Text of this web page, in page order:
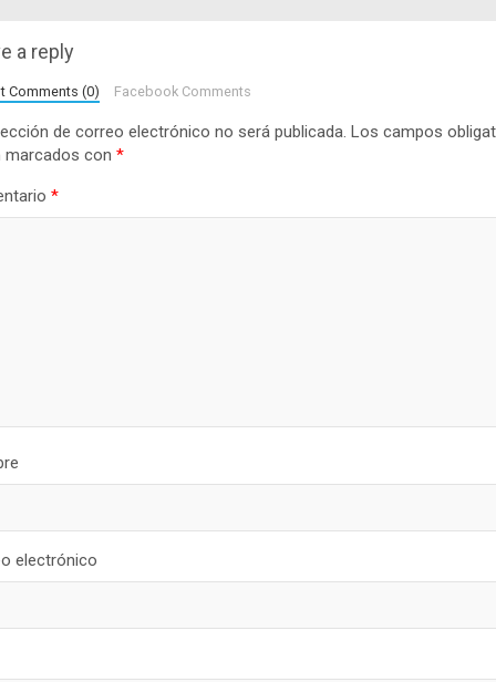
a reply
Comments (0) Facebook Comments
de correo electrónico no será publicada. Los campos
marcados con *
*
electrónico